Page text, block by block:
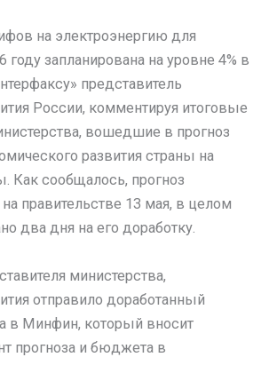
на электроэнергию для
году запланирована на уровне 4% в
представитель
России, комментируя итоговые
вошедшие в прогноз
развития страны на
Как сообщалось, прогноз
правительстве 13 мая, в целом
два дня на его доработку.
министерства,
отправило доработанный
в Минфин, который вносит
прогноза и бюджета в